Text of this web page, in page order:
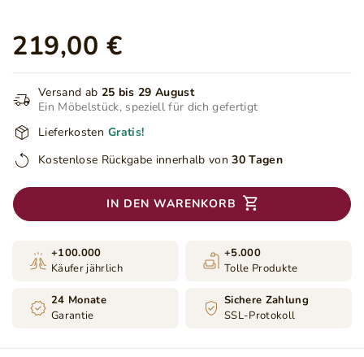
219,00 €
Versand ab 25 bis 29 August
Ein Möbelstück, speziell für dich gefertigt
Lieferkosten Gratis!
Kostenlose Rückgabe innerhalb von 30 Tagen
IN DEN WARENKORB
+100.000
Käufer jährlich
+5.000
Tolle Produkte
24 Monate
Garantie
Sichere Zahlung
SSL-Protokoll